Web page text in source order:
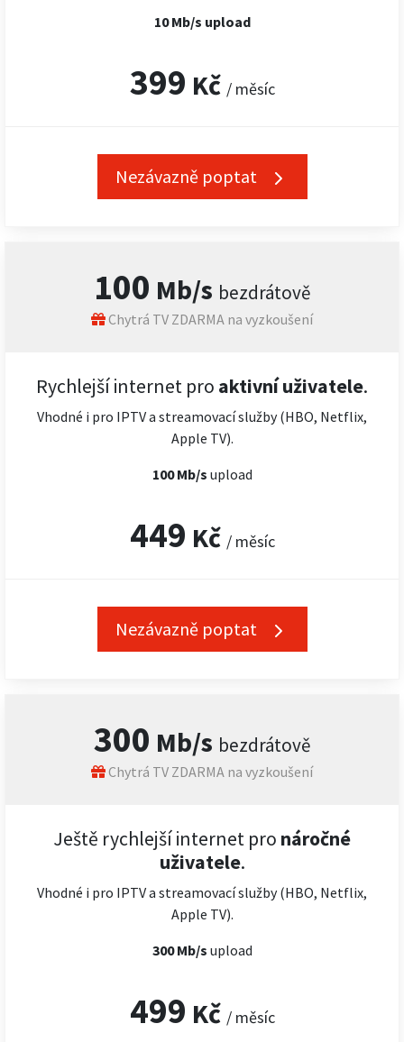
10 Mb/s upload
399 Kč / měsíc
Nezávazně poptat
100 Mb/s bezdrátově
Chytrá TV ZDARMA na vyzkoušení
Rychlejší internet pro aktivní uživatele.
Vhodné i pro IPTV a streamovací služby (HBO, Netflix,
Apple TV).
100 Mb/s upload
449 Kč / měsíc
Nezávazně poptat
300 Mb/s bezdrátově
Chytrá TV ZDARMA na vyzkoušení
Ještě rychlejší internet pro náročné
uživatele.
Vhodné i pro IPTV a streamovací služby (HBO, Netflix,
Apple TV).
300 Mb/s upload
499 Kč / měsíc